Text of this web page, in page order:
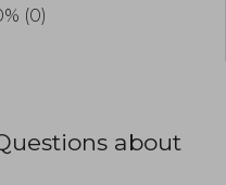
(0)
about